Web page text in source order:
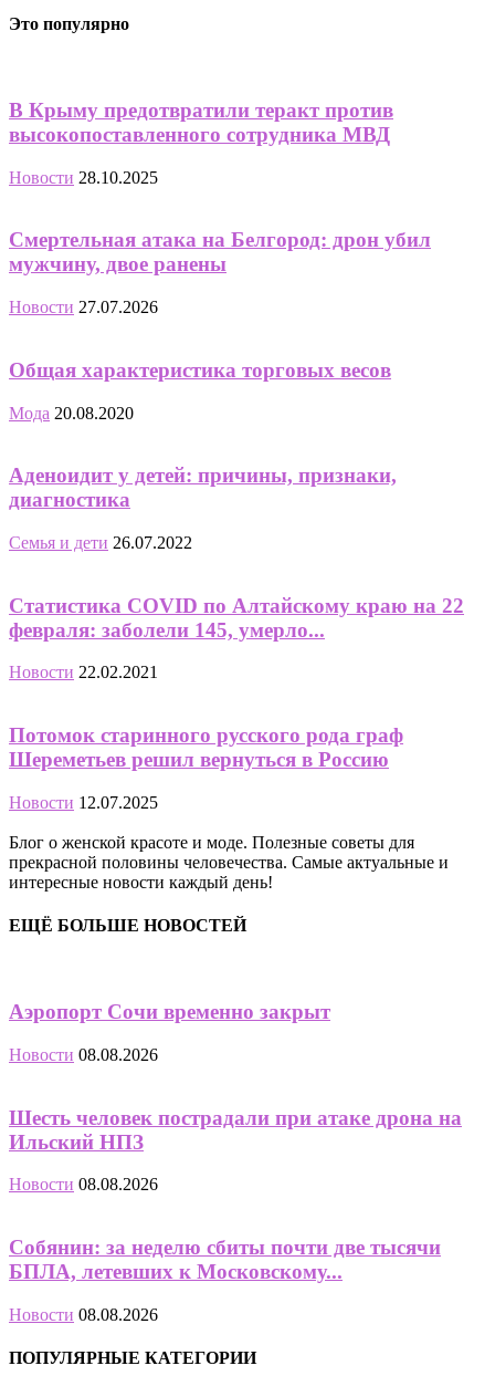
Это популярно
В Крыму предотвратили теракт против
высокопоставленного сотрудника МВД
Новости 28.10.2025
Смертельная атака на Белгород: дрон убил
мужчину, двое ранены
Новости 27.07.2026
Общая характеристика торговых весов
Мода 20.08.2020
Аденоидит у детей: причины, признаки,
диагностика
Семья и дети 26.07.2022
Статистика COVID по Алтайскому краю на 22
февраля: заболели 145, умерло...
Новости 22.02.2021
Потомок старинного русского рода граф
Шереметьев решил вернуться в Россию
Новости 12.07.2025
Блог о женской красоте и моде. Полезные советы для
прекрасной половины человечества. Самые актуальные и
интересные новости каждый день!
ЕЩЁ БОЛЬШЕ НОВОСТЕЙ
Аэропорт Сочи временно закрыт
Новости 08.08.2026
Шесть человек пострадали при атаке дрона на
Ильский НПЗ
Новости 08.08.2026
Собянин: за неделю сбиты почти две тысячи
БПЛА, летевших к Московскому...
Новости 08.08.2026
ПОПУЛЯРНЫЕ КАТЕГОРИИ